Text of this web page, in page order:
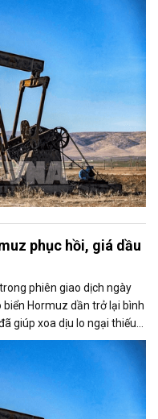
phục hồi, giá dầu
phiên giao dịch ngày
Hormuz dần trở lại bình
giúp xoa dịu lo ngại thiếu
WTI xuống mức thấp nhất